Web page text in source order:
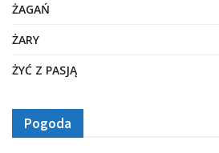
ŻAGAŃ
ŻARY
ŻYĆ Z PASJĄ
Pogoda